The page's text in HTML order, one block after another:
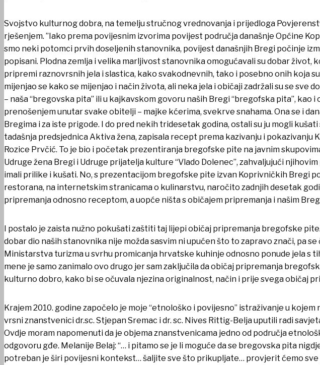
UDRUGE I DRUŠTVA
Svojstvo kulturnog dobra, na temelju stručnog vrednovanja i prijedloga
rješenjem. ”Iako prema povijesnim izvorima povijest područja današnje Općine
smo neki potomci prvih doseljenih stanovnika, povijest današnjih Bregi počinje
popisani. Plodna zemlja i velika marljivost stanovnika omogućavali su dobar život,
pripremi raznovrsnih jela i slastica, kako svakodnevnih, tako i posebno onih koja
mijenjao se kako se mijenjao i način života, ali neka jela i običaji zadržali su se sve
– naša “bregovska pita” ili u kajkavskom govoru naših Bregi “bregofska pita”,
prenošenjem unutar svake obitelji – majke kćerima, svekrve snahama. Ona se i
Bregima i za iste prigode. I do pred nekih tridesetak godina, ostali su ju mogli
tadašnja predsjednica Aktiva žena, zapisala recept prema kazivanju i pokazivanju
Rozice Prvčić. To je bio i početak prezentiranja bregofske pite na javnim
Udruge žena Bregi i Udruge prijatelja kulture “Vlado Dolenec”, zahvaljujući
imali prilike i kušati. No, s prezentacijom bregofske pite izvan Koprivničkih Bregi
restorana, na internetskim stranicama o kulinarstvu, naročito zadnjih desetak
pripremanja odnosno receptom, a uopće ništa s običajem pripremanja i našim
I postalo je zaista nužno pokušati zaštiti taj lijepi običaj pripremanja bregofske
dobar dio naših stanovnika nije možda sasvim ni upućen što to zapravo znači, pa
Ministarstva turizma u svrhu promicanja hrvatske kuhinje odnosno ponude jela s
mene je samo zanimalo ovo drugo jer sam zaključila da običaj pripremanja
kulturno dobro, kako bi se očuvala njezina originalnost, način i prije svega običaj
Krajem 2010. godine započelo je moje “etnološko i povijesno” istraživanje u
vrsni znanstvenici dr.sc. Stjepan Sremac i dr. sc. Nives Rittig-Belja uputili radi
Ovdje moram napomenuti da je objema znanstvenicama jedno od područja
odgovoru gđe. Melanije Belaj: “… i pitamo se je li moguće da se bregovska pita
potreban je širi povijesni kontekst… šaljite sve što prikupljate… provjerit ćemo